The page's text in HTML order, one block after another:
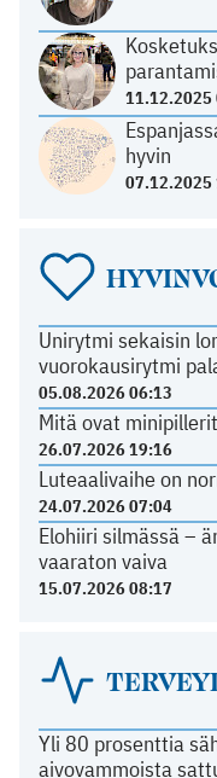
11.12.2025
hyvin
07.12.2025
Unirytmi sekaisin
vuorokausirytmi
05.08.2026 06:13
Mitä ovat
26.07.2026 19:16
Luteaalivaihe on
24.07.2026 07:04
Elohiiri silmässä –
vaaraton vaiva
15.07.2026 08:17
Yli 80 prosenttia
aivovammoista